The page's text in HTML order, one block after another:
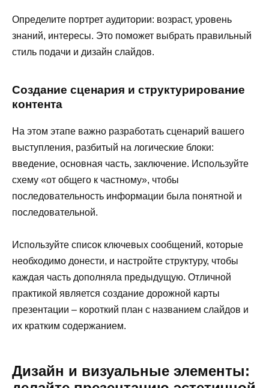
Определите портрет аудитории: возраст, уровень
знаний, интересы. Это поможет выбрать правильный
стиль подачи и дизайн слайдов.
Создание сценария и структурирование
контента
На этом этапе важно разработать сценарий вашего
выступления, разбитый на логические блоки:
введение, основная часть, заключение. Используйте
схему «от общего к частному», чтобы
последовательность информации была понятной и
последовательной.
Используйте список ключевых сообщений, которые
необходимо донести, и настройте структуру, чтобы
каждая часть дополняла предыдущую. Отличной
практикой является создание дорожной карты
презентации – короткий план с названием слайдов и
их кратким содержанием.
Дизайн и визуальные элементы: